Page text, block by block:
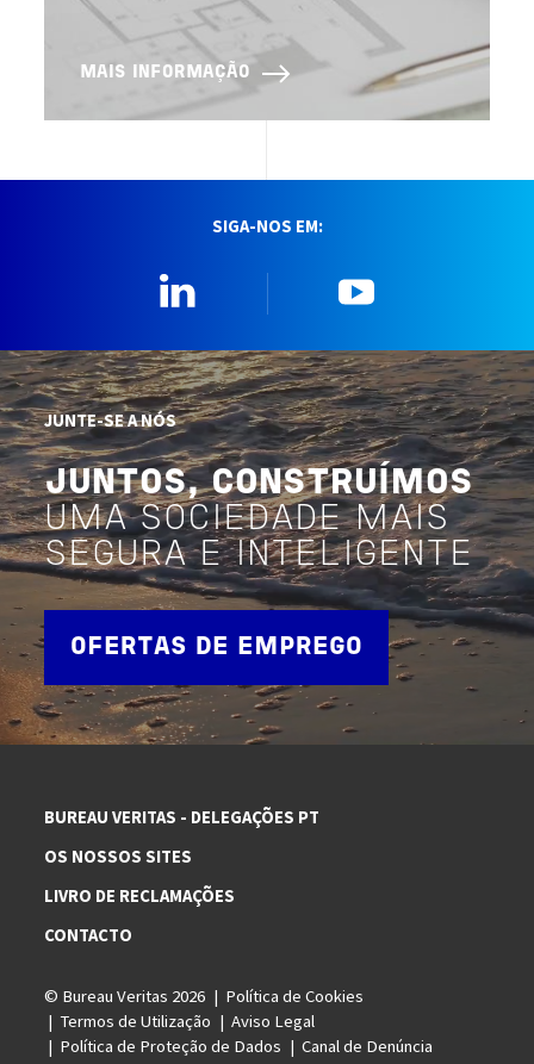
MAIS INFORMAÇÃO
SIGA-NOS EM:
JUNTE-SE A NÓS
JUNTOS, CONSTRUÍMOS
UMA SOCIEDADE MAIS
SEGURA E INTELIGENTE
OFERTAS DE EMPREGO
BUREAU VERITAS - DELEGAÇÕES PT
OS NOSSOS SITES
LIVRO DE RECLAMAÇÕES
CONTACTO
© Bureau Veritas 2026
Política de Cookies
Termos de Utilização
Aviso Legal
Política de Proteção de Dados
Canal de Denúncia